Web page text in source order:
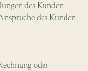
des Kunden
des Kunden
oder